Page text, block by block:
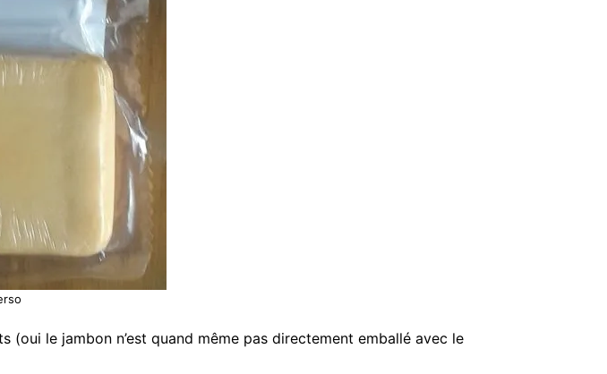
le jambon n’est quand même pas directement emballé avec le